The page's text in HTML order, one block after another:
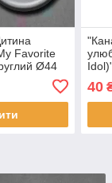
Favorite
Ø44
40